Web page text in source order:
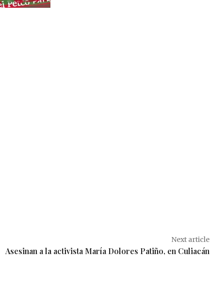
Next article
Asesinan a la activista María Dolores Patiño, en Culiacán